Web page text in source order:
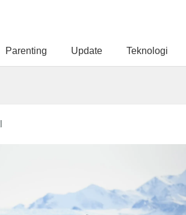
Parenting Update Teknologi